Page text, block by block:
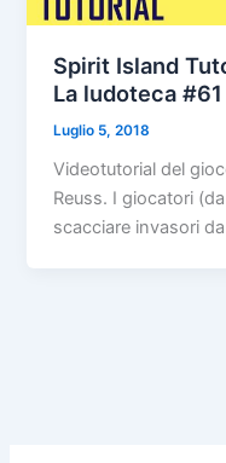
Spirit Island
La ludoteca #61
Luglio 5, 2018
Videotutorial del
Reuss. I giocatori
scacciare invasori